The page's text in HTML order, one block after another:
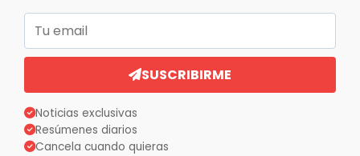
Correo electrónico
SUSCRIBIRME
Noticias exclusivas
Resúmenes diarios
Cancela cuando quieras